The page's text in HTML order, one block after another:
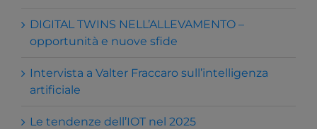
DIGITAL TWINS NELL’ALLEVAMENTO –
opportunità e nuove sfide
Intervista a Valter Fraccaro sull’intelligenza
artificiale
Le tendenze dell’IOT nel 2025